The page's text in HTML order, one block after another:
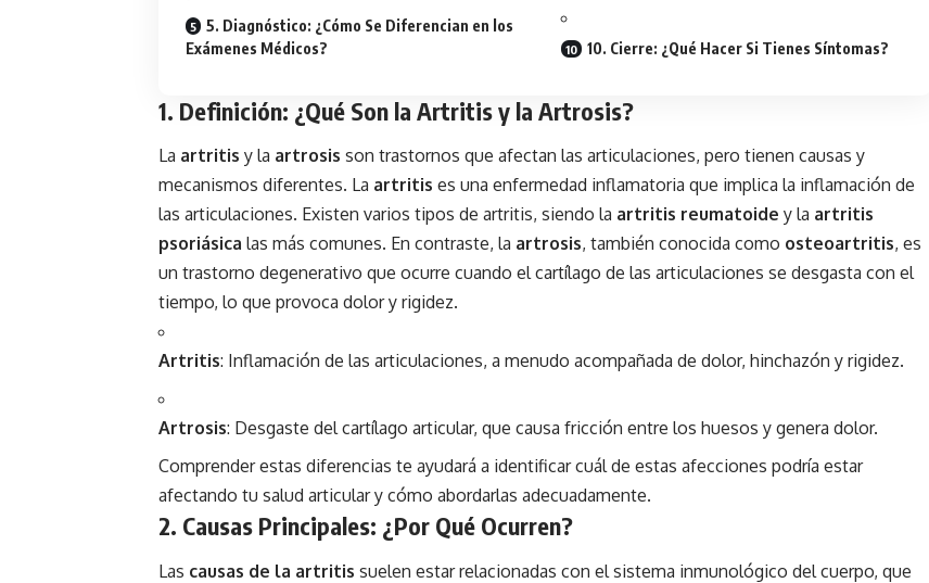
5. Diagnóstico: ¿Cómo Se Diferencian en los
Exámenes Médicos?
10. Cierre: ¿Qué Hacer Si Tienes Síntomas?
1. Definición: ¿Qué Son la Artritis y la Artrosis?
La artritis y la artrosis son trastornos que afectan las articulaciones, pero tienen causas y
mecanismos diferentes. La artritis es una enfermedad inflamatoria que implica la inflamación de
las articulaciones. Existen varios tipos de artritis, siendo la artritis reumatoide y la artritis
psoriásica las más comunes. En contraste, la artrosis, también conocida como osteoartritis, es
un trastorno degenerativo que ocurre cuando el cartílago de las articulaciones se desgasta con el
tiempo, lo que provoca dolor y rigidez.
Artritis: Inflamación de las articulaciones, a menudo acompañada de dolor, hinchazón y rigidez.
Artrosis: Desgaste del cartílago articular, que causa fricción entre los huesos y genera dolor.
Comprender estas diferencias te ayudará a identificar cuál de estas afecciones podría estar
afectando tu salud articular y cómo abordarlas adecuadamente.
2. Causas Principales: ¿Por Qué Ocurren?
Las causas de la artritis suelen estar relacionadas con el sistema inmunológico del cuerpo, que